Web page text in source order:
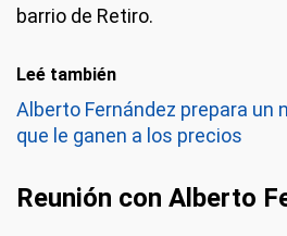
barrio de Retiro.
Leé también
Alberto Fernández prepara un
que le ganen a los precios
Reunión con Alberto